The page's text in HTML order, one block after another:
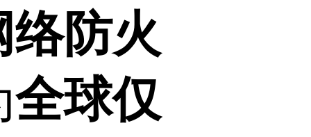
防火
全球仅